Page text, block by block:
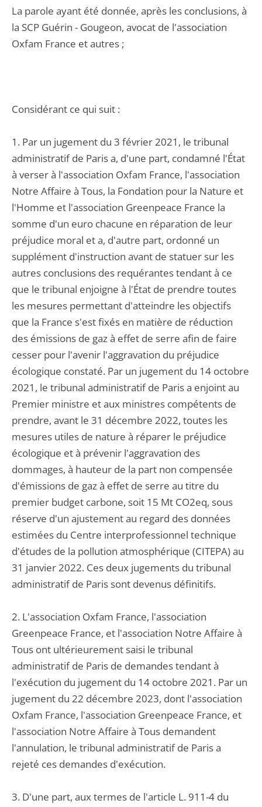
La parole ayant été donnée, après les conclusions, à
la SCP Guérin - Gougeon, avocat de l'association
Oxfam France et autres ;
Considérant ce qui suit :
1. Par un jugement du 3 février 2021, le tribunal
administratif de Paris a, d'une part, condamné l'État
à verser à l'association Oxfam France, l'association
Notre Affaire à Tous, la Fondation pour la Nature et
l'Homme et l'association Greenpeace France la
somme d'un euro chacune en réparation de leur
préjudice moral et a, d'autre part, ordonné un
supplément d'instruction avant de statuer sur les
autres conclusions des requérantes tendant à ce
que le tribunal enjoigne à l'État de prendre toutes
les mesures permettant d'atteindre les objectifs
que la France s'est fixés en matière de réduction
des émissions de gaz à effet de serre afin de faire
cesser pour l'avenir l'aggravation du préjudice
écologique constaté. Par un jugement du 14 octobre
2021, le tribunal administratif de Paris a enjoint au
Premier ministre et aux ministres compétents de
prendre, avant le 31 décembre 2022, toutes les
mesures utiles de nature à réparer le préjudice
écologique et à prévenir l'aggravation des
dommages, à hauteur de la part non compensée
d'émissions de gaz à effet de serre au titre du
premier budget carbone, soit 15 Mt CO2eq, sous
réserve d'un ajustement au regard des données
estimées du Centre interprofessionnel technique
d'études de la pollution atmosphérique (CITEPA) au
31 janvier 2022. Ces deux jugements du tribunal
administratif de Paris sont devenus définitifs.
2. L'association Oxfam France, l'association
Greenpeace France, et l'association Notre Affaire à
Tous ont ultérieurement saisi le tribunal
administratif de Paris de demandes tendant à
l'exécution du jugement du 14 octobre 2021. Par un
jugement du 22 décembre 2023, dont l'association
Oxfam France, l'association Greenpeace France, et
l'association Notre Affaire à Tous demandent
l'annulation, le tribunal administratif de Paris a
rejeté ces demandes d'exécution.
3. D'une part, aux termes de l'article L. 911-4 du